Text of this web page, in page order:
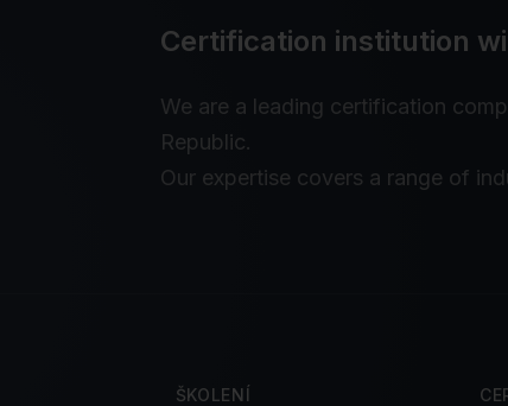
Certification institution
We are a leading certification
Republic.
Our expertise covers a range of
ŠKOLENÍ